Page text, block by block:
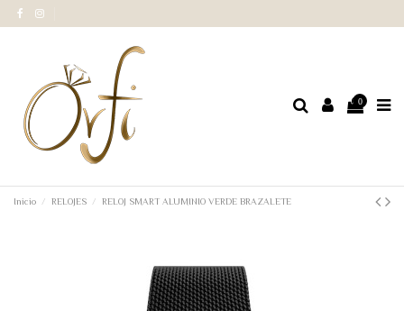
0
Inicio RELOJES RELOJ SMART ALUMINIO VERDE BRAZALETE